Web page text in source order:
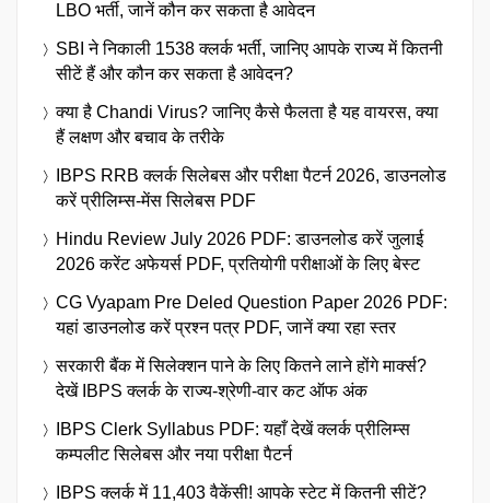
LBO भर्ती, जानें कौन कर सकता है आवेदन
SBI ने निकाली 1538 क्लर्क भर्ती, जानिए आपके राज्य में कितनी
सीटें हैं और कौन कर सकता है आवेदन?
क्या है Chandi Virus? जानिए कैसे फैलता है यह वायरस, क्या
हैं लक्षण और बचाव के तरीके
IBPS RRB क्लर्क सिलेबस और परीक्षा पैटर्न 2026, डाउनलोड
करें प्रीलिम्स-मेंस सिलेबस PDF
Hindu Review July 2026 PDF: डाउनलोड करें जुलाई
2026 करेंट अफेयर्स PDF, प्रतियोगी परीक्षाओं के लिए बेस्ट
CG Vyapam Pre Deled Question Paper 2026 PDF:
यहां डाउनलोड करें प्रश्न पत्र PDF, जानें क्या रहा स्तर
सरकारी बैंक में सिलेक्शन पाने के लिए कितने लाने होंगे मार्क्स?
देखें IBPS क्लर्क के राज्य-श्रेणी-वार कट ऑफ अंक
IBPS Clerk Syllabus PDF: यहाँ देखें क्लर्क प्रीलिम्स
कम्पलीट सिलेबस और नया परीक्षा पैटर्न
IBPS क्लर्क में 11,403 वैकेंसी! आपके स्टेट में कितनी सीटें?